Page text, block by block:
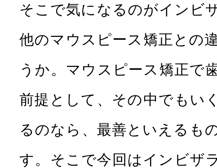
そこで気になるのがインビ
他のマウスピース矯正との
うか。マウスピース矯正で
前提として、その中でもい
るのなら、最善といえるも
す。そこで今回はインビザ